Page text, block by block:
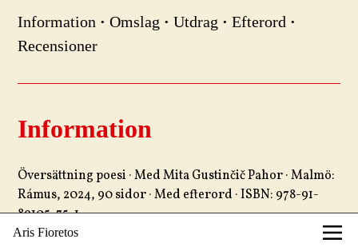
Aris Fioretos
Information ·Omslag ·Utdrag ·Efterord ·
Recensioner
Information
Översättning poesi · Med Mita Gustinčič Pahor · Malmö:
Rámus, 2024, 90 sidor · Med efterord · ISBN: 978-91-
89105-75-1